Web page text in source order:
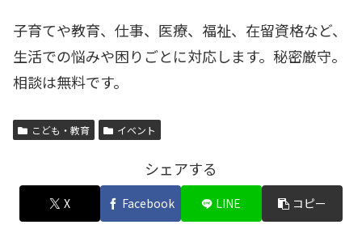
子育てや教育、仕事、医療、福祉、在留資格など、
生活での悩みや困りごとに対応します。秘密厳守。
相談は無料です。
こども・教育 イベント
シェアする
X Facebook LINE コピー